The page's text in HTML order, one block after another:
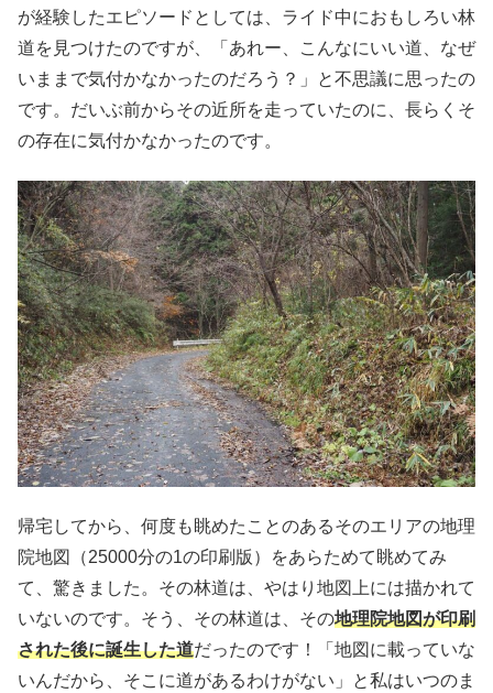
が経験したエピソードとしては、ライド中におもしろい林
道を見つけたのですが、「あれー、こんなにいい道、なぜ
いままで気付かなかったのだろう？」と不思議に思ったの
です。だいぶ前からその近所を走っていたのに、長らくそ
の存在に気付かなかったのです。
帰宅してから、何度も眺めたことのあるそのエリアの地理
院地図（25000分の1の印刷版）をあらためて眺めてみ
て、驚きました。その林道は、やはり地図上には描かれて
いないのです。そう、その林道は、その地理院地図が印刷
された後に誕生した道だったのです！「地図に載っていな
いんだから、そこに道があるわけがない」と私はいつのま